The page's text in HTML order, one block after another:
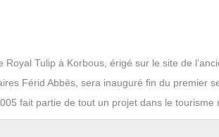
Royal Tulip à Korbous, érigé sur le site de
Férid Abbès, sera inauguré fin du
fait partie de tout un projet dans le tourisme